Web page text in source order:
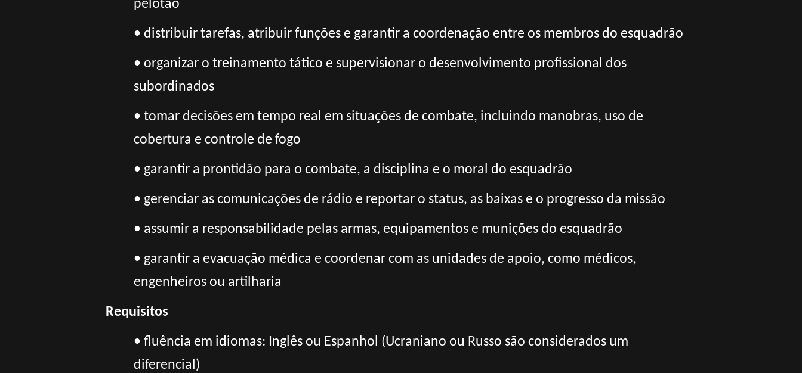
pelotão
• distribuir tarefas, atribuir funções e garantir a coordenação entre os membros do esquadrão
• organizar o treinamento tático e supervisionar o desenvolvimento profissional dos
subordinados
• tomar decisões em tempo real em situações de combate, incluindo manobras, uso de
cobertura e controle de fogo
• garantir a prontidão para o combate, a disciplina e o moral do esquadrão
• gerenciar as comunicações de rádio e reportar o status, as baixas e o progresso da missão
• assumir a responsabilidade pelas armas, equipamentos e munições do esquadrão
• garantir a evacuação médica e coordenar com as unidades de apoio, como médicos,
engenheiros ou artilharia
Requisitos
• fluência em idiomas: Inglês ou Espanhol (Ucraniano ou Russo são considerados um
diferencial)